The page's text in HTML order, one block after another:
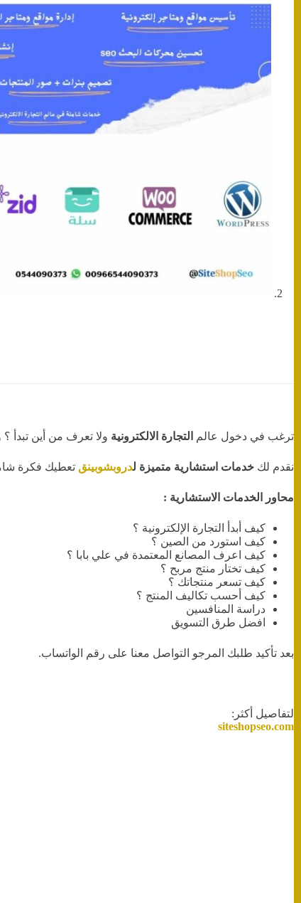
ترغب في دخول عالم التجارة الالكترونية ولا تعرف من أين تبدأ
نقدم لك خدمات استشارية متميزة لدروبشوبينق تعطيك فكرة
محاور الخدمات الاستشارية :
كيف أبدأ التجارة الإلكترونية ؟
كيف استورد من الصين ؟
كيف اعرف المصانع المعتمدة في علي بابا ؟
كيف تختار منتج مربح ؟
كيف تسعر منتجاتك ؟
كيف أحسب تكاليف المنتج ؟
دراسة المنافسين
افضل طرق التسويق
بعد تأكيد طلبك المرجو التواصل معنا على رقم الواتساب.
لتفاصيل أكثر:
siteshopseo.com